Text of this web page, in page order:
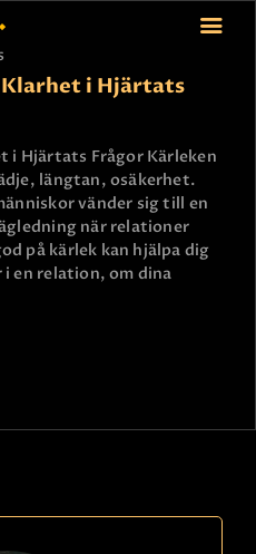
Klarhet i Hjärtats
i Hjärtats Frågor Kärleken
längtan, osäkerhet.
vänder sig till en
när relationer
på kärlek kan hjälpa dig
en relation, om dina